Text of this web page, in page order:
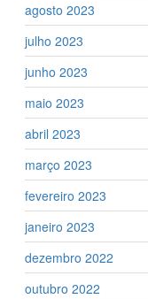
agosto 2023
julho 2023
junho 2023
maio 2023
abril 2023
março 2023
fevereiro 2023
janeiro 2023
dezembro 2022
outubro 2022